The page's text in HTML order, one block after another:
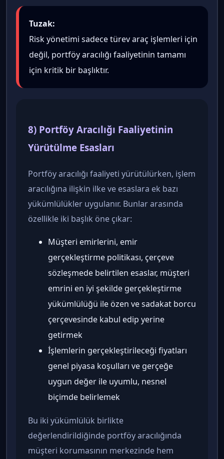
Tuzak:
Risk yönetimi sadece türev araç işlemleri için
değil, portföy aracılığı faaliyetinin tamamı
için kritik bir başlıktır.
8) Portföy Aracılığı Faaliyetinin
Yürütülme Esasları
Portföy aracılığı faaliyeti yürütülürken, işlem
aracılığına ilişkin ilke ve esaslara ek bazı
yükümlülükler uygulanır. Bunlar arasında
özellikle iki başlık öne çıkar:
Müşteri emirlerini, emir
gerçekleştirme politikası, çerçeve
sözleşmede belirtilen esaslar, müşteri
emrini en iyi şekilde gerçekleştirme
yükümlülüğü ile özen ve sadakat borcu
çerçevesinde kabul edip yerine
getirmek
İşlemlerin gerçekleştirileceği fiyatları
genel piyasa koşulları ve gerçeğe
uygun değer ile uyumlu, nesnel
biçimde belirlemek
Bu iki yükümlülük birlikte
değerlendirildiğinde portföy aracılığında
müşteri korumasının merkezinde hem